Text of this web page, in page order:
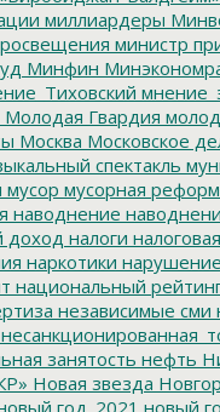
миллиардеры
министр
Минфин
Молодая Гвардия
Москва Московское
спектакль
мусор мусорная
наводнение
доход налоги
наркотики
национальный
независимые сми
занятость нефть
Новая звезда
год_2021 новый